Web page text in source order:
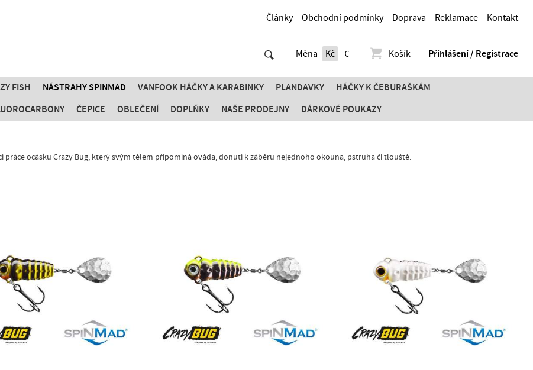
Články Obchodní podmínky Doprava Reklamace Kontakt
Měna Kč € Košík Přihlášení / Registrace
FISH NÁSTRAHY SPINMAD VANFOOK HÁČKY A KARABINKY PLANDAVKY HÁČKY K ČEBURAŠKÁM
ČEPICE OBLEČENÍ DOPLŇKY NAŠE PRODEJNY DÁRKOVÉ POUKAZY
práce ocásku Crazy Bug, který svým tělem připomíná ováda, donutí k záběru nejednoho okouna, pstruha či tlouště.